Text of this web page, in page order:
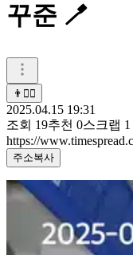
꾸준 🪥
👨❤️‍🔥
2025.04.15 19:31
조회 19추천 0스크랩 1
https://
주소복사